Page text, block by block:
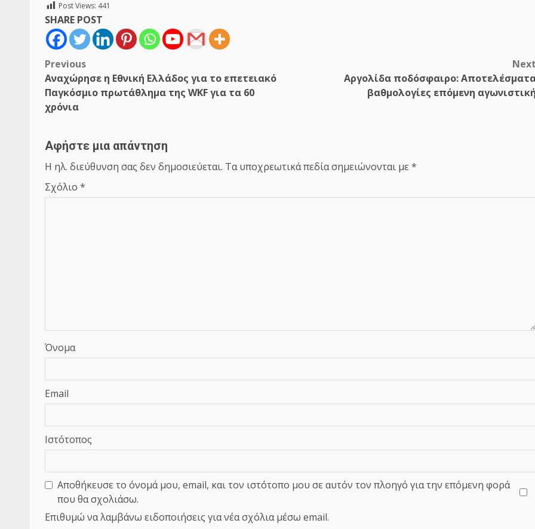
Post Views: 441
SHARE POST
Post
navigation
Previous
Αναχώρησε η Εθνική Ελλάδος για το επετειακό
Παγκόσμιο πρωτάθλημα της WKF για τα 60
χρόνια
Αργολίδα ποδόσφαιρο:
βαθμολογίες επόμενη
Αφήστε μια απάντηση
Η ηλ. διεύθυνση σας δεν δημοσιεύεται. Τα υποχρεωτικά πεδία σημειώνονται με *
Σχόλιο *
Όνομα
Email
Ιστότοπος
Αποθήκευσε το όνομά μου, email, και τον ιστότοπο μου σε αυτόν τον πλοηγό για την επόμενη φορά
που θα σχολιάσω.
Επιθυμώ να λαμβάνω ειδοποιήσεις για νέα σχόλια μέσω email.